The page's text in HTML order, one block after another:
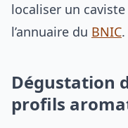
localiser un
l’annuaire du BNIC.
Dégustation
profils